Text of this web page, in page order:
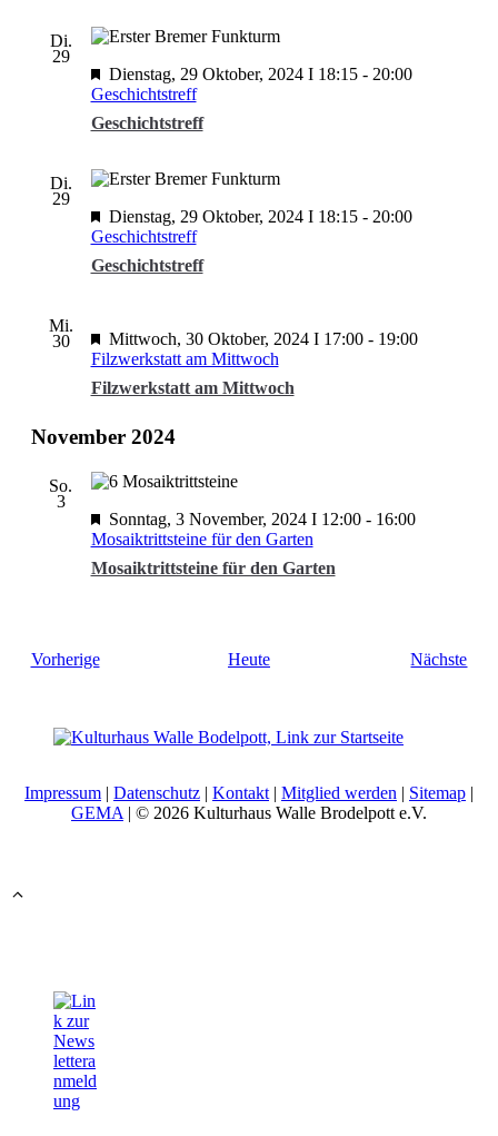
Di.
29
Geschichtstreff
Dienstag, 29 Oktober, 2024 I 18:15- 20:00
Geschichtstreff
Di.
29
Geschichtstreff
Dienstag, 29 Oktober, 2024 I 18:15- 20:00
Geschichtstreff
Mi.
30
Filzwerkstatt am Mittwoch
Mittwoch, 30 Oktober, 2024 I 17:00- 19:00
Filzwerkstatt am Mittwoch
November 2024
So.
3
Mosaiktrittsteine für den Garten
Sonntag, 3 November, 2024 I 12:00- 16:00
Mosaiktrittsteine für den Garten
VorherigeVeranstaltungen Heute Nächste
Impressum | Datenschutz | Kontakt | Mitglied werden | Sitemap |
GEMA | © 2026 Kulturhaus Walle Brodelpott e.V.